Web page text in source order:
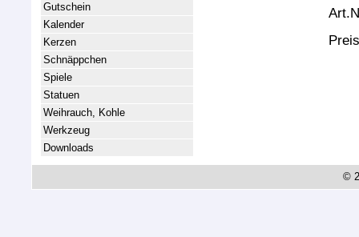
Gutschein
Kalender
Kerzen
Schnäppchen
Spiele
Statuen
Weihrauch, Kohle
Werkzeug
Downloads
©